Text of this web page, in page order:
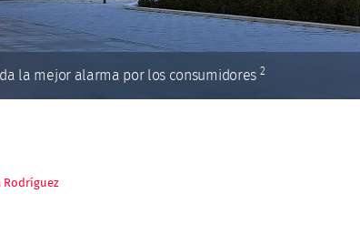
la mejor alarma por los consumidores 2
Rodríguez